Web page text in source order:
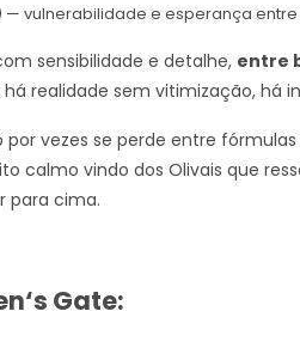
— vulnerabilidade e esperança entre
sensibilidade e detalhe, entre
realidade sem vitimização, há
vezes se perde entre
calmo vindo dos Olivais que
para cima.
‘s Gate: